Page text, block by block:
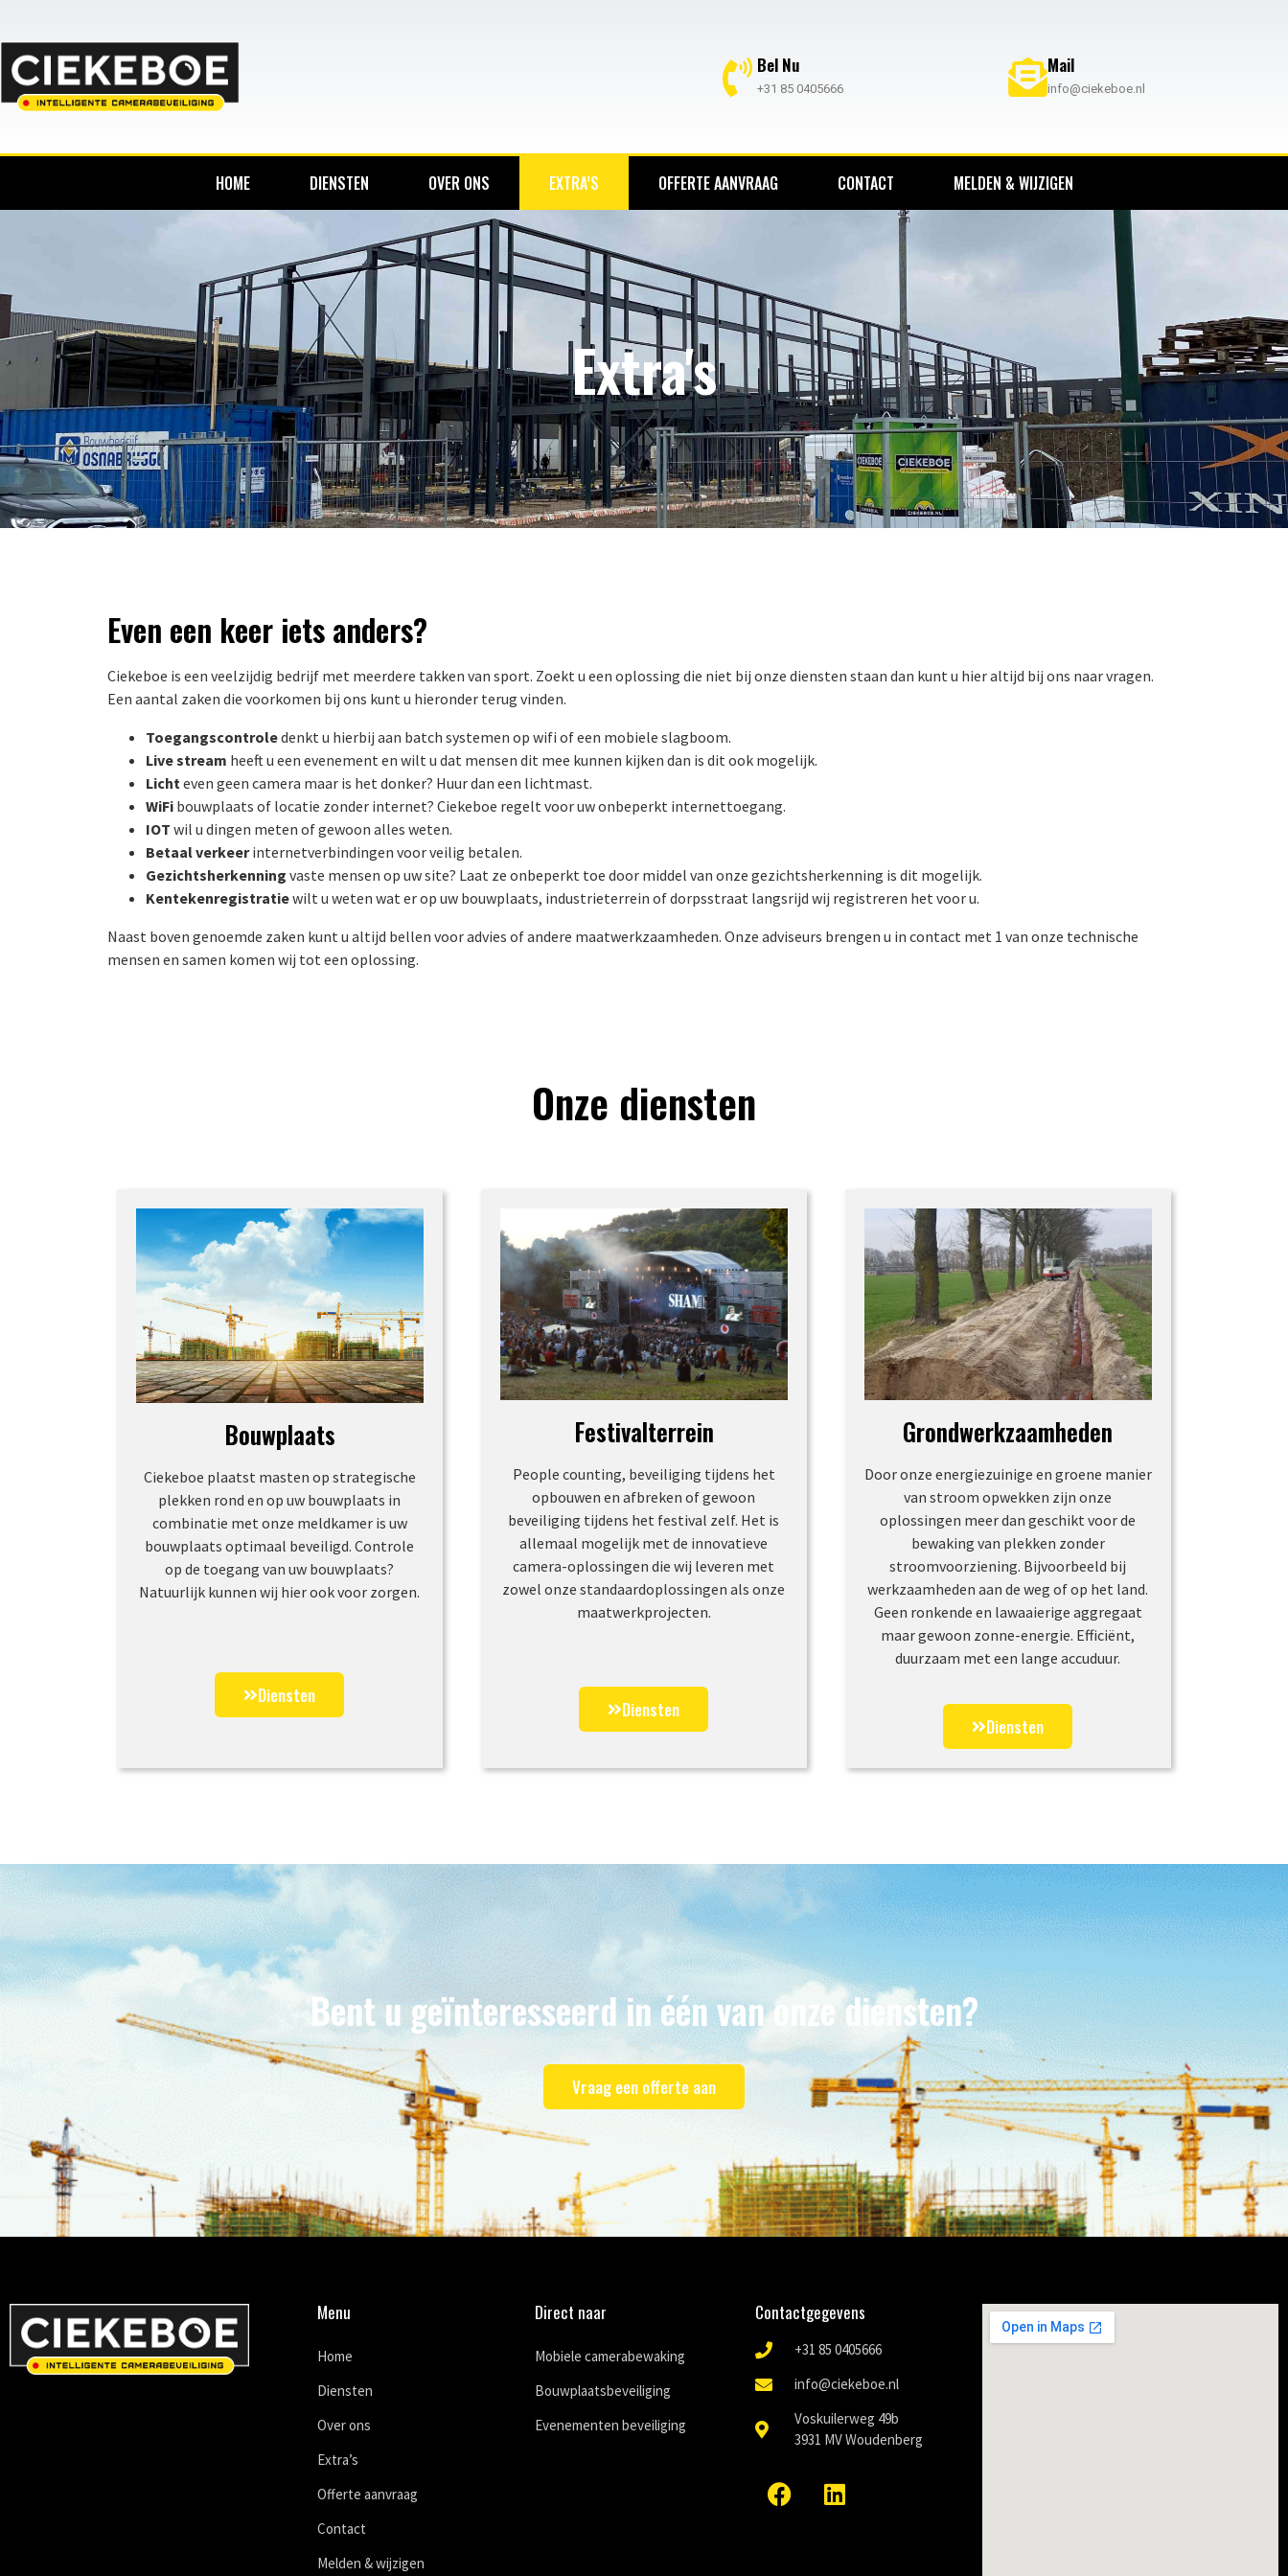
Bel Nu
+31 85 0405666
Mail
info@ciekeboe.nl
HOME DIENSTEN OVER ONS EXTRA’S OFFERTE AANVRAAG CONTACT MELDEN & WIJZIGEN
Extra's
Even een keer iets anders?
Ciekeboe is een veelzijdig bedrijf met meerdere takken van sport. Zoekt u een oplossing die niet bij onze diensten staan dan kunt u hier altijd bij ons naar vragen.
Een aantal zaken die voorkomen bij ons kunt u hieronder terug vinden.
Toegangscontroledenkt u hierbij aan batch systemen op wifi of een mobiele slagboom.
Live stream heeft u een evenement en wilt u dat mensen dit mee kunnen kijken dan is dit ook mogelijk.
Lichteven geen camera maar is het donker? Huur dan een lichtmast.
WiFi bouwplaats of locatie zonder internet? Ciekeboe regelt voor uw onbeperkt internettoegang.
IOT wil u dingen meten of gewoon alles weten.
Betaal verkeerinternetverbindingen voor veilig betalen.
Gezichtsherkenning vaste mensen op uw site? Laat ze onbeperkt toe door middel van onze gezichtsherkenning is dit mogelijk.
Kentekenregistratiewilt u weten wat er op uw bouwplaats, industrieterrein of dorpsstraat langsrijd wij registreren het voor u.
Naast boven genoemde zaken kunt u altijd bellen voor advies of andere maatwerkzaamheden. Onze adviseurs brengen u in contact met 1 van onze technische
mensen en samen komen wij tot een oplossing.
Onze diensten
Bouwplaats
Ciekeboe plaatst masten op strategische
plekken rond en op uw bouwplaats in
combinatie met onze meldkamer is uw
bouwplaats optimaal beveiligd. Controle
op de toegang van uw bouwplaats?
Natuurlijk kunnen wij hier ook voor zorgen.
Diensten
Festivalterrein
People counting, beveiliging tijdens het
opbouwen en afbreken of gewoon
beveiliging tijdens het festival zelf. Het is
allemaal mogelijk met de innovatieve
camera-oplossingen die wij leveren met
zowel onze standaardoplossingen als onze
maatwerkprojecten.
Diensten
Grondwerkzaamheden
Door onze energiezuinige en groene manier
van stroom opwekken zijn onze
oplossingen meer dan geschikt voor de
bewaking van plekken zonder
stroomvoorziening. Bijvoorbeeld bij
werkzaamheden aan de weg of op het land.
Geen ronkende en lawaaierige aggregaat
maar gewoon zonne-energie. Efficiënt,
duurzaam met een lange accuduur.
Diensten
Bent u geïnteresseerd in één van onze diensten?
Vraag een offerte aan
Menu
Home
Diensten
Over ons
Extra’s
Offerte aanvraag
Contact
Melden & wijzigen
Direct naar
Mobiele camerabewaking
Bouwplaatsbeveiliging
Evenementen beveiliging
Contactgegevens
+31 85 0405666
info@ciekeboe.nl
Voskuilerweg 49b
3931 MV Woudenberg